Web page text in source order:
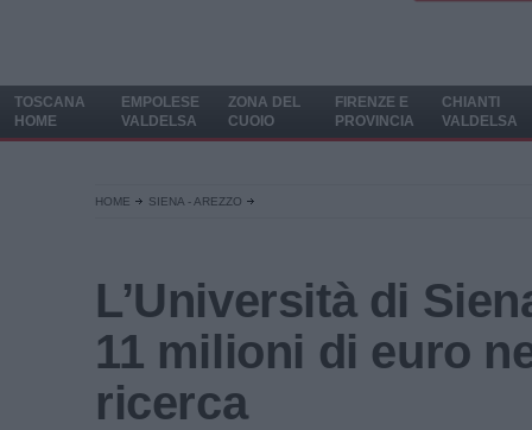
TOSCANA
HOME
EMPOLESE
VALDELSA
ZONA DEL
CUOIO
FIRENZE E
PROVINCIA
CHIANTI
VALDELSA
HOME SIENA - AREZZO
L’Università di
11 milioni di euro
ricerca